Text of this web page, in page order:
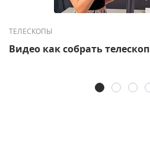
ТЕЛЕСКОПЫ
Видео как собрать телескоп